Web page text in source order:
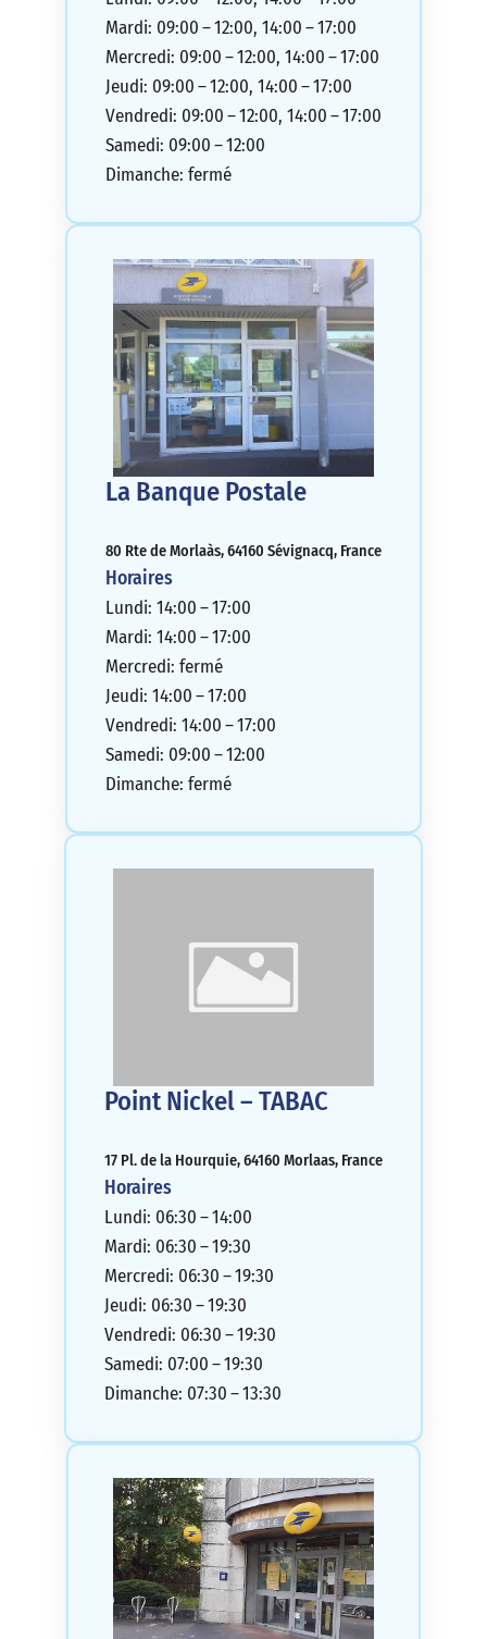
Mardi: 09:00 – 12:00, 14:00 – 17:00
Mercredi: 09:00 – 12:00, 14:00 – 17:00
Jeudi: 09:00 – 12:00, 14:00 – 17:00
Vendredi: 09:00 – 12:00, 14:00 – 17:00
Samedi: 09:00 – 12:00
Dimanche: fermé
La Banque Postale
80 Rte de Morlaàs, 64160 Sévignacq, France
Horaires
Lundi: 14:00 – 17:00
Mardi: 14:00 – 17:00
Mercredi: fermé
Jeudi: 14:00 – 17:00
Vendredi: 14:00 – 17:00
Samedi: 09:00 – 12:00
Dimanche: fermé
Point Nickel – TABAC
17 Pl. de la Hourquie, 64160 Morlaas, France
Horaires
Lundi: 06:30 – 14:00
Mardi: 06:30 – 19:30
Mercredi: 06:30 – 19:30
Jeudi: 06:30 – 19:30
Vendredi: 06:30 – 19:30
Samedi: 07:00 – 19:30
Dimanche: 07:30 – 13:30